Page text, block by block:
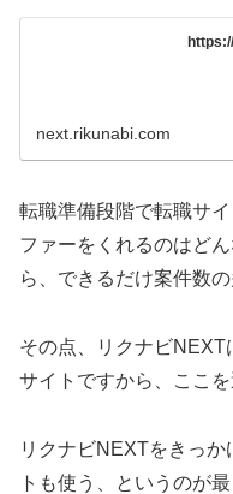
next.rikunabi.com
転職準備段階で転職サ
ファーをくれるのはど
ら、できるだけ案件数
その点、リクナビNEXT
サイトですから、ここ
リクナビNEXTをきっ
トも使う、というのが